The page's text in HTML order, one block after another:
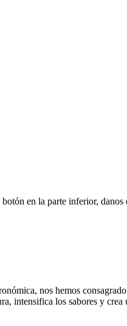
en la parte inferior,
nos hemos
intensifica los sabores y crea